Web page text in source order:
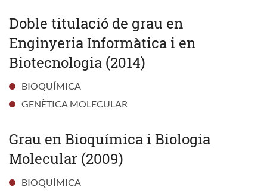
Doble titulació de grau en
Enginyeria Informàtica i en
Biotecnologia (2014)
BIOQUÍMICA
GENÈTICA MOLECULAR
Grau en Bioquímica i Biologia
Molecular (2009)
BIOQUÍMICA